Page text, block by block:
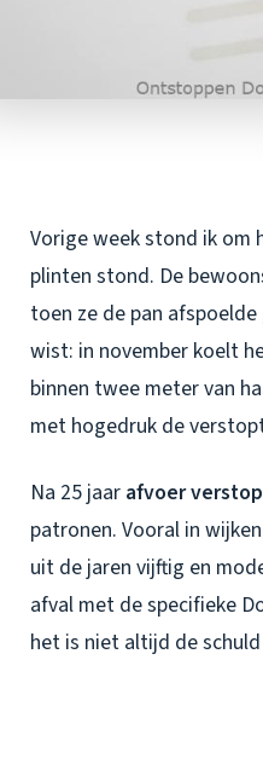
Vorige week stond ik om
plinten stond. De
toen ze de pan
wist: in november koelt
binnen twee meter van
met hogedruk de
Na 25 jaar afvoer
patronen. Vooral in
uit de jaren vijftig en
afval met de specifieke
het is niet altijd de